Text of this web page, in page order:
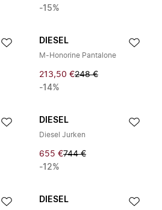
-15%
DIESEL
M-Honorine Pantalone
213,50 €248 €
-14%
DIESEL
Diesel Jurken
655 €744 €
-12%
DIESEL